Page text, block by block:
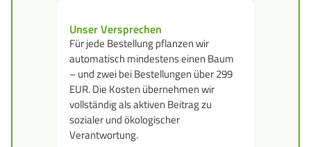
Unser Versprechen
Für jede Bestellung pflanzen wir
automatisch mindestens einen Baum
– und zwei bei Bestellungen über 299
EUR. Die Kosten übernehmen wir
vollständig als aktiven Beitrag zu
sozialer und ökologischer
Verantwortung.